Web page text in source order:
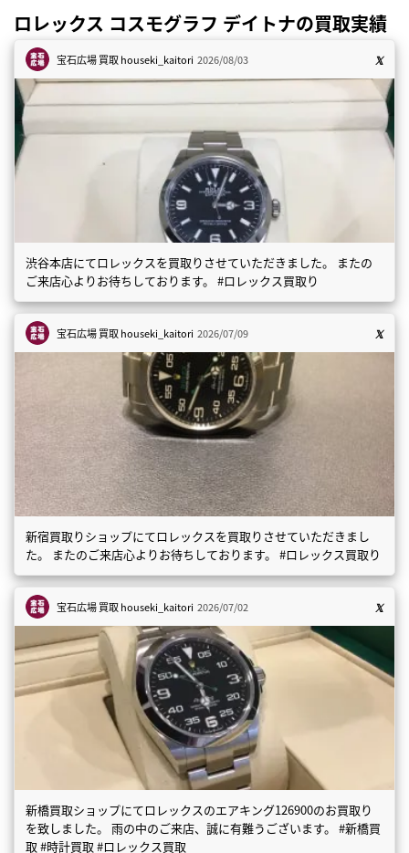
ロレックス コスモグラフ デイトナの買取実績
宝石広場 買取houseki_kaitori 2026/08/03
渋谷本店にてロレックスを買取りさせていただきました。 またの
ご来店心よりお待ちしております。 #ロレックス買取り
宝石広場 買取houseki_kaitori 2026/07/09
新宿買取りショップにてロレックスを買取りさせていただきまし
た。 またのご来店心よりお待ちしております。 #ロレックス買取り
宝石広場 買取houseki_kaitori 2026/07/02
新橋買取ショップにてロレックスのエアキング126900のお買取り
を致しました。 雨の中のご来店、誠に有難うございます。 #新橋買
取 #時計買取 #ロレックス買取